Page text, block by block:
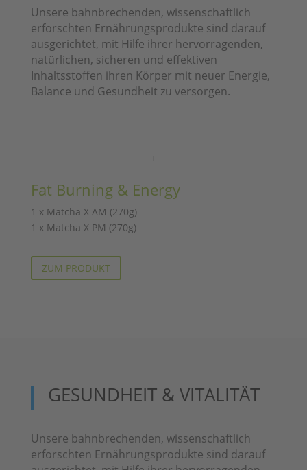
Unsere bahnbrechenden, wissenschaftlich
erforschten Ernährungsprodukte sind darauf
ausgerichtet, mit Hilfe ihrer hervorragenden,
natürlichen, sicheren und effektiven
Inhaltsstoffen ihren Körper mit neuer Energie,
Balance und Gesundheit zu versorgen.
Fat Burning & Energy
1 x Matcha X AM (270g)
1 x Matcha X PM (270g)
ZUM PRODUKT
GESUNDHEIT & VITALITÄT
Unsere bahnbrechenden, wissenschaftlich
erforschten Ernährungsprodukte sind darauf